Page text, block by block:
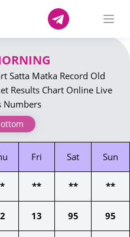
Satta Matka Record Old
Results Chart Online Live
Numbers
Fri Sat Sun
** ** **
13 95 95